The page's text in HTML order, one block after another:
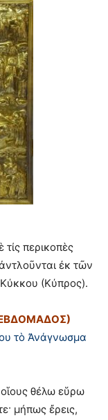
τίς περικοπὲς
ἐκ τῶν
(Κύπρος).
τὸ Ἀνάγνωσμα
θέλω εὕρω
μήπως ἔρεις,